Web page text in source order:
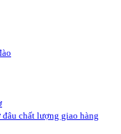
chất lượng giao hàng